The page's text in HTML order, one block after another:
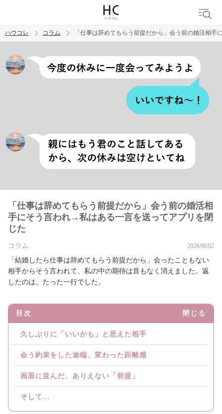
イイ女 婚活
ハウコレ コラム 「仕事は辞めてもらう前提だから」会う前の婚活相
「仕事は辞めてもらう前提だから」会う前の婚活相
手にそう言われ→私はある一言を送ってアプリを閉
じた
コラム 2026/06/02
「結婚したら仕事は辞めてもらう前提だから」会ったこともない
相手からそう言われて、私の中の期待は音もなく消えました。返
したのは、たった一行でした。
目次 閉じる
久しぶりに「いいかも」と思えた相手
会う約束をした途端、変わった距離感
画面に並んだ、ありえない「前提」
そして...